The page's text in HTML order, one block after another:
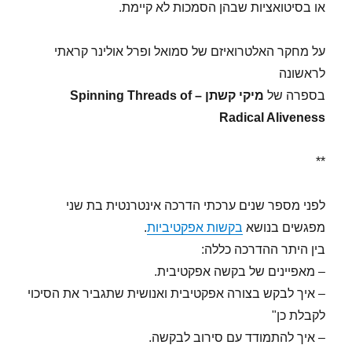
או בסיטואציות שבהן הסמכות לא קיימת.
על מחקר האלטרואיזם של סמואל ופרל אולינר קראתי
לראשונה
בספרה של
מיקי קשתן – Spinning Threads of
Radical Aliveness
**
לפני מספר שנים ערכתי הדרכה אינטרנטית בת שני
מפגשים בנושא בקשות אפקטיביות.
בין היתר ההדרכה כללה:
– מאפיינים של בקשה אפקטיבית.
– איך לבקש בצורה אפקטיבית ואנושית שתגביר את הסיכוי
לקבלת כן"
– איך להתמודד עם סירוב לבקשה.